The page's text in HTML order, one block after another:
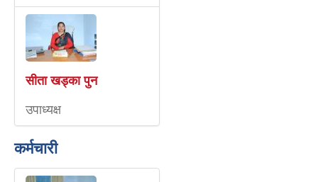
सीता खड्का पुन
उपाध्यक्ष
कर्मचारी